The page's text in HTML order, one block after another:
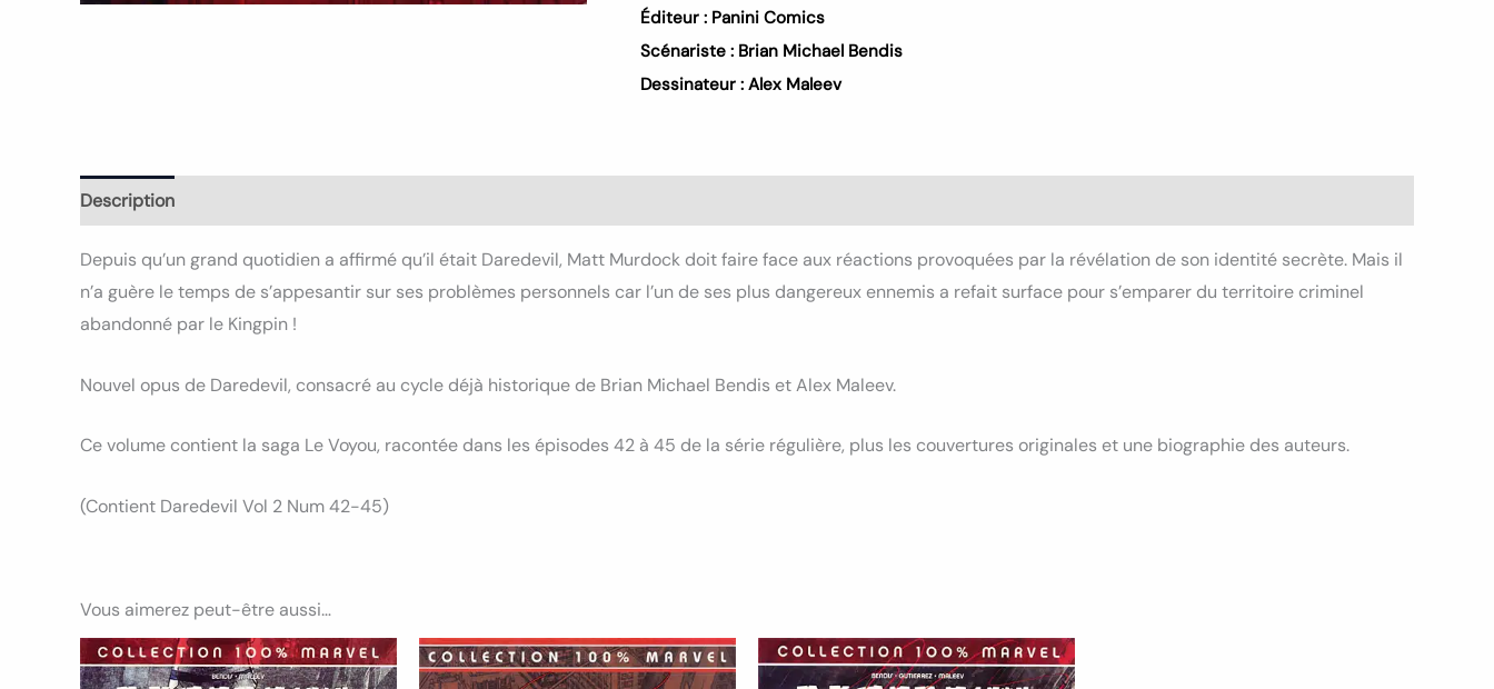
Éditeur : Panini Comics
Scénariste : Brian Michael Bendis
Dessinateur : Alex Maleev
Description
Depuis qu’un grand quotidien a affirmé qu’il était Daredevil, Matt Murdock doit faire face aux réactions provoquées par la révélation de son identité secrète. Mais il
n’a guère le temps de s’appesantir sur ses problèmes personnels car l’un de ses plus dangereux ennemis a refait surface pour s’emparer du territoire criminel
abandonné par le Kingpin !
Nouvel opus de Daredevil, consacré au cycle déjà historique de Brian Michael Bendis et Alex Maleev.
Ce volume contient la saga Le Voyou, racontée dans les épisodes 42 à 45 de la série régulière, plus les couvertures originales et une biographie des auteurs.
(Contient Daredevil Vol 2 Num 42-45)
Vous aimerez peut-être aussi…